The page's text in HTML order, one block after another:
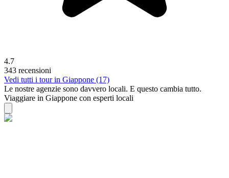
4.7
343 recensioni
Vedi tutti i tour in Giappone (17)
Le nostre agenzie sono davvero locali. E questo cambia tutto.
Viaggiare in Giappone con esperti locali